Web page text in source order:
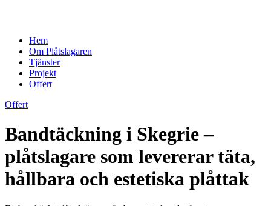
Hem
Om Plåtslagaren
Tjänster
Projekt
Offert
Offert
Bandtäckning i Skegrie –
plåtslagare som levererar täta,
hållbara och estetiska plåttak